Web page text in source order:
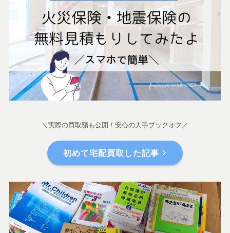
＼実際の買取額も公開！安心の大手ブックオフ／
初めて宅配買取した記事